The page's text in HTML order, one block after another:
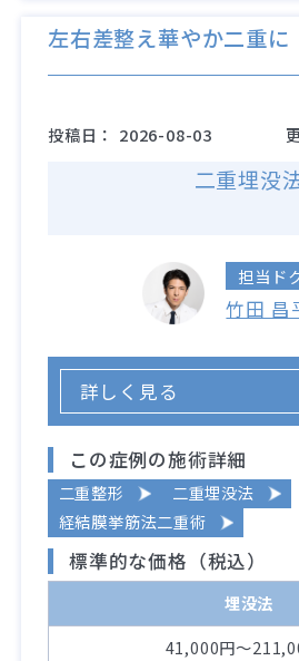
左右差整え華やか二重に
投稿日： 2026-08-03
二重埋没
担当ド
竹田 昌
詳しく見る
この症例の施術詳細
二重整形
二重埋没法
経結膜挙筋法二重術
標準的な価格（税込）
埋没法
41,000円～